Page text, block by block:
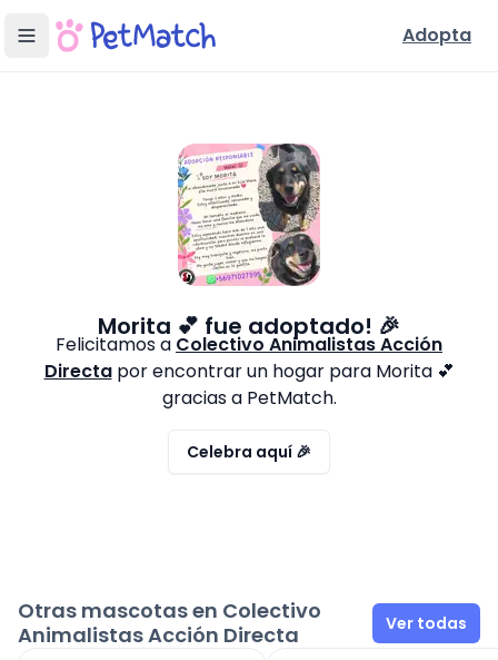
Adopta
Morita 💕 fue adoptado! 🎉
Felicitamos a Colectivo Animalistas Acción
Directapor encontrar un hogar para Morita 💕
gracias a PetMatch.
Celebra aquí 🎉
Otras mascotas en Colectivo
Animalistas Acción Directa
Ver todas